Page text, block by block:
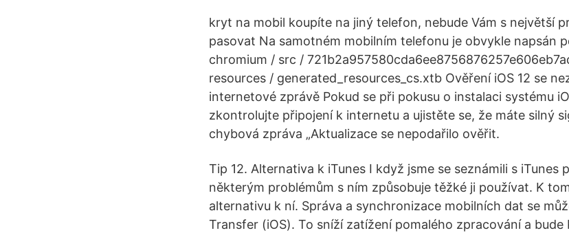
kryt na mobil koupíte na jiný telefon, nebude Vám s největší
pasovat Na samotném mobilním telefonu je obvykle napsán
chromium / src /
resources / generated_resources_cs.xtb Ověření iOS 12 se
internetové zprávě Pokud se při pokusu o instalaci systému
zkontrolujte připojení k internetu a ujistěte se, že máte silný
chybová zpráva „Aktualizace se nepodařilo ověřit.
Tip 12. Alternativa k iTunes I když jsme se seznámili s iTunes
některým problémům s ním způsobuje těžké ji používat. K
alternativu k ní. Správa a synchronizace mobilních dat se
Transfer (iOS). To sníží zatížení pomalého zpracování a bude